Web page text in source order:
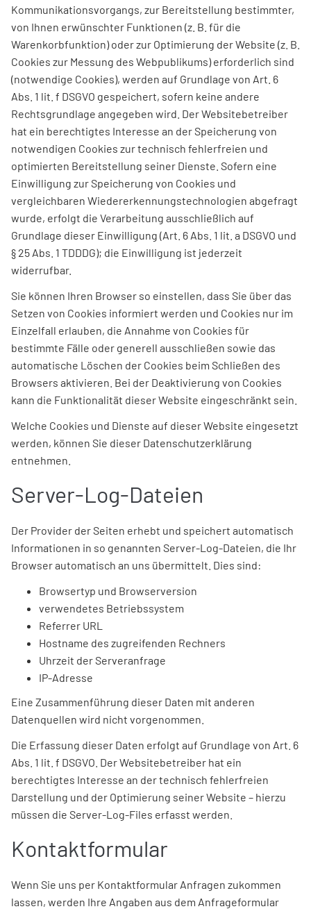
Kommunikationsvorgangs, zur Bereitstellung bestimmter,
von Ihnen erwünschter Funktionen (z. B. für die
Warenkorbfunktion) oder zur Optimierung der Website (z. B.
Cookies zur Messung des Webpublikums) erforderlich sind
(notwendige Cookies), werden auf Grundlage von Art. 6
Abs. 1 lit. f DSGVO gespeichert, sofern keine andere
Rechtsgrundlage angegeben wird. Der Websitebetreiber
hat ein berechtigtes Interesse an der Speicherung von
notwendigen Cookies zur technisch fehlerfreien und
optimierten Bereitstellung seiner Dienste. Sofern eine
Einwilligung zur Speicherung von Cookies und
vergleichbaren Wiedererkennungstechnologien abgefragt
wurde, erfolgt die Verarbeitung ausschließlich auf
Grundlage dieser Einwilligung (Art. 6 Abs. 1 lit. a DSGVO und
§ 25 Abs. 1 TDDDG); die Einwilligung ist jederzeit
widerrufbar.
Sie können Ihren Browser so einstellen, dass Sie über das
Setzen von Cookies informiert werden und Cookies nur im
Einzelfall erlauben, die Annahme von Cookies für
bestimmte Fälle oder generell ausschließen sowie das
automatische Löschen der Cookies beim Schließen des
Browsers aktivieren. Bei der Deaktivierung von Cookies
kann die Funktionalität dieser Website eingeschränkt sein.
Welche Cookies und Dienste auf dieser Website eingesetzt
werden, können Sie dieser Datenschutzerklärung
entnehmen.
Server-Log-Dateien
Der Provider der Seiten erhebt und speichert automatisch
Informationen in so genannten Server-Log-Dateien, die Ihr
Browser automatisch an uns übermittelt. Dies sind:
Browsertyp und Browserversion
verwendetes Betriebssystem
Referrer URL
Hostname des zugreifenden Rechners
Uhrzeit der Serveranfrage
IP-Adresse
Eine Zusammenführung dieser Daten mit anderen
Datenquellen wird nicht vorgenommen.
Die Erfassung dieser Daten erfolgt auf Grundlage von Art. 6
Abs. 1 lit. f DSGVO. Der Websitebetreiber hat ein
berechtigtes Interesse an der technisch fehlerfreien
Darstellung und der Optimierung seiner Website – hierzu
müssen die Server-Log-Files erfasst werden.
Kontaktformular
Wenn Sie uns per Kontaktformular Anfragen zukommen
lassen, werden Ihre Angaben aus dem Anfrageformular